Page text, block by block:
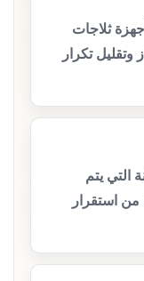
ثلاجات
وتقليل تكرار
يتم
من استقرار